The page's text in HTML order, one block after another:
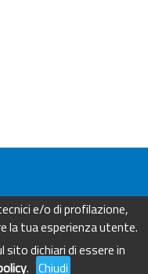
e/o di profilazione,
la tua esperienza utente.
sito dichiari di essere in
. Chiudi